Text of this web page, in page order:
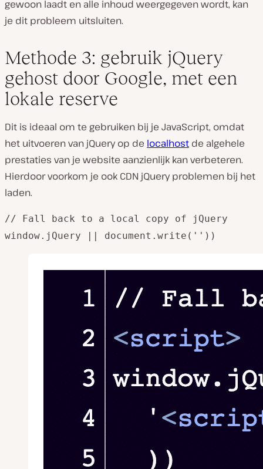
gewoon laadt en alle inhoud weergegeven wordt, kan
je dit probleem uitsluiten.
Methode 3: gebruik jQuery
gehost door Google, met een
lokale reserve
Dit is ideaal om te gebruiken bij je JavaScript, omdat
het uitvoeren van jQuery op de localhost de algehele
prestaties van je website aanzienlijk kan verbeteren.
Hierdoor voorkom je ook CDN jQuery problemen bij het
laden.
// Fall back to a local copy of jQuery
window.jQuery || document.write(''))